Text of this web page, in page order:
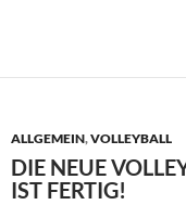
ALLGEMEIN,VOLLEYBALL
DIE NEUE
IST FERTIG!